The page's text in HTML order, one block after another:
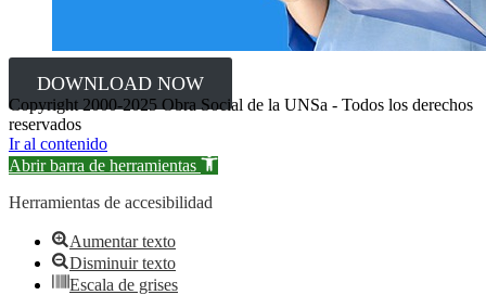
DOWNLOAD NOW
Copyright 2000-2025 Obra Social de la UNSa - Todos los derechos
reservados
Ir al contenido
Abrir barra de herramientas
Herramientas de accesibilidad
Aumentar texto
Disminuir texto
Escala de grises